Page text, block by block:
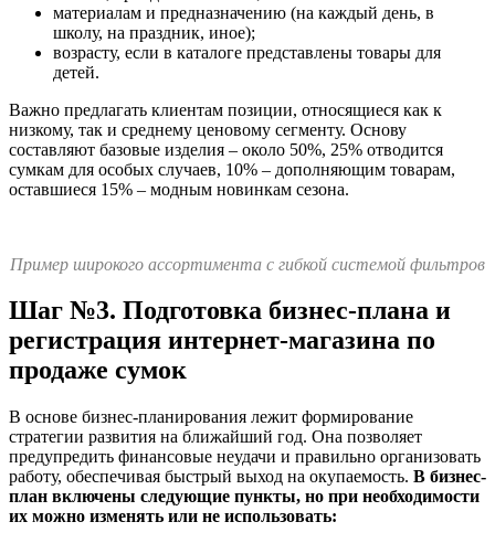
материалам и предназначению (на каждый день, в
школу, на праздник, иное);
возрасту, если в каталоге представлены товары для
детей.
Важно предлагать клиентам позиции, относящиеся как к
низкому, так и среднему ценовому сегменту. Основу
составляют базовые изделия – около 50%, 25% отводится
сумкам для особых случаев, 10% – дополняющим товарам,
оставшиеся 15% – модным новинкам сезона.
Пример широкого ассортимента с гибкой системой фильтров
Шаг №3. Подготовка бизнес-плана и
регистрация интернет-магазина по
продаже сумок
В основе бизнес-планирования лежит формирование
стратегии развития на ближайший год. Она позволяет
предупредить финансовые неудачи и правильно организовать
работу, обеспечивая быстрый выход на окупаемость. В бизнес-
план включены следующие пункты, но при необходимости
их можно изменять или не использовать: